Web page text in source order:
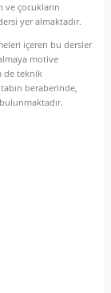
çocukların
yer almaktadır.
içeren bu dersler
motive
de teknik
beraberinde,